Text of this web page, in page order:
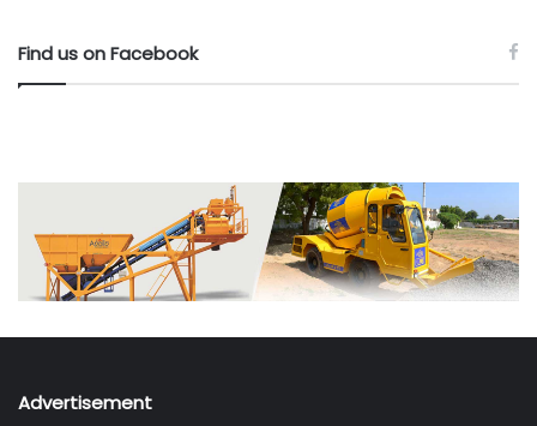
Find us on Facebook
Advertisement